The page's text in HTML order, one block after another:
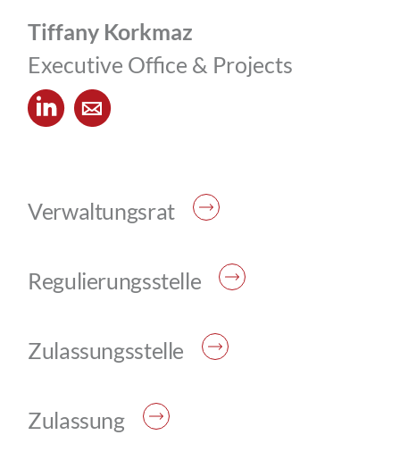
Tiffany Korkmaz
Executive Office & Projects
Verwaltungsrat
Regulierungsstelle
Zulassungsstelle
Zulassung